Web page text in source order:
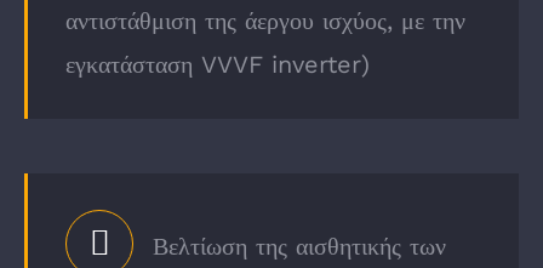
αντιστάθμιση της άεργου ισχύος, με την
εγκατάσταση VVVF inverter)
Βελτίωση της αισθητικής των